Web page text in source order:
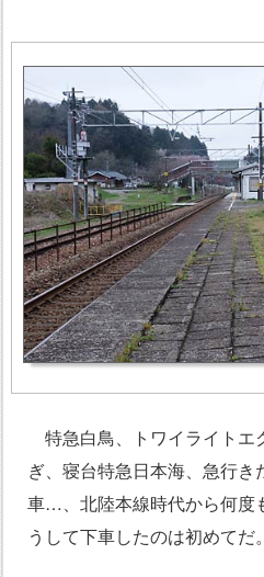
特急白鳥、トワイライトエ
ぎ、寝台特急日本海、急行
車…、北陸本線時代から何度
うして下車したのは初めてだ。